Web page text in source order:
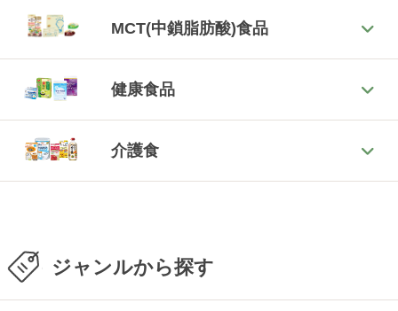
MCT(中鎖脂肪酸)食品
健康食品
介護食
ジャンルから探す